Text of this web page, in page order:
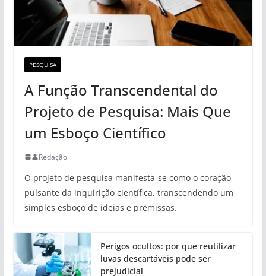
PESQUISA
A Função Transcendental do
Projeto de Pesquisa: Mais Que
um Esboço Científico
Redação
O projeto de pesquisa manifesta-se como o coração
pulsante da inquirição científica, transcendendo um
simples esboço de ideias e premissas.
Perigos ocultos: por que reutilizar
luvas descartáveis pode ser
prejudicial